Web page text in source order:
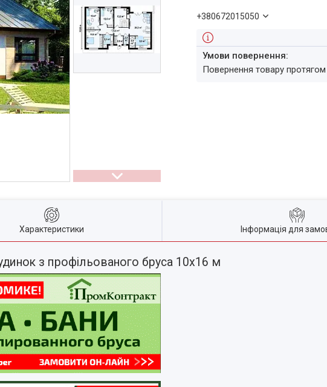
+380672015050
повернення товару
Характеристики Інформація для
з профільованого бруса 10х16 м